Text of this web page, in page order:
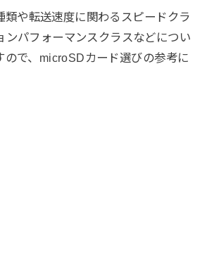
類や転送速度に関わるスピードクラ
ンパフォーマンスクラスなどについ
ので、microSDカード選びの参考に